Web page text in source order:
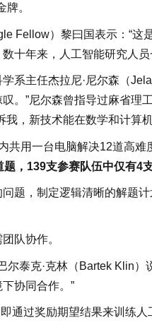
。
Fellow）黎曰国表示：“这
十年来，人工智能研究人员
系主任杰拉尼·尼尔森（
。”尼尔森曾指导过麻省理
我，新技术能在数学和计算
共用一台电脑解决12道高
，139支参赛队伍中仅有4
题，制定逻辑清晰的解题
队协作。
泰克·克林（Bartek Klin
协同合作。”
即通过奖励期望结果来训练